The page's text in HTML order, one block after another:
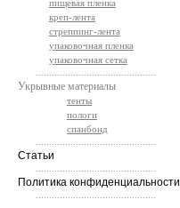
пищевая пленка
креп-лента
стреппинг-лента
упаковочная пленка
упаковочная сетка
Укрывные материалы
тенты
пологи
спанбонд
Статьи
Политика конфиденциальности